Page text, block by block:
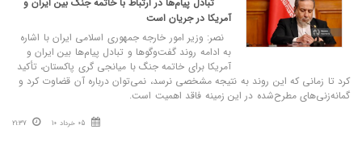
تبادل پیام‌ها در ارتباط با خاتمه جنگ بین ایران و
آمریکا در جریان است
نصر: وزیر امور خارجه جمهوری اسلامی ایران با اشاره
به ادامه روند گفت‌وگوها و تبادل پیام‌ها بین ایران و
آمریکا برای خاتمه جنگ با میانجی گری پاکستان، تأکید
کرد تا زمانی که این روند به نتیجه مشخصی نرسد، نمی‌توان درباره آن قضاوت کرد و
گمانه‌زنی‌های مطرح‌شده در این زمینه فاقد اهمیت است.
05 خرداد 10 21:37